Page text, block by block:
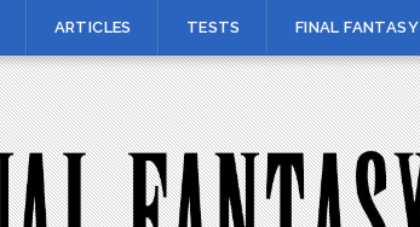
ARTICLES TESTS FINAL FANTASY